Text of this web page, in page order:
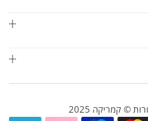
© קמריקה 2025